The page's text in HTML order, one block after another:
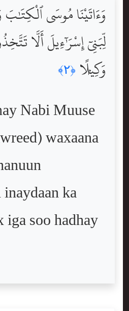
وَءَاتَيْنَا مُوسَى
لِّبَنِىٓ إِسْرَٰٓءِيلَ أَلَّا
وَكِيلًۭا ﴿٢﴾
Nabi Muuse
waxaana
ka
soo hadhay